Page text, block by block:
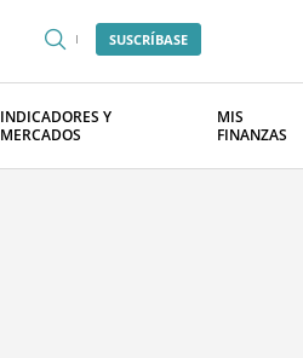
SUSCRÍBASE
INDICADORES Y
MERCADOS
MIS
FINANZAS